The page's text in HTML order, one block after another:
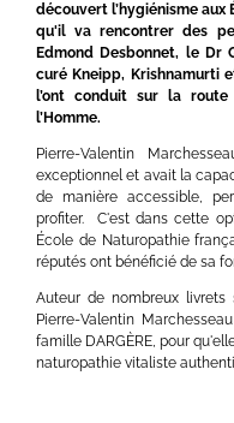
découvert l’hygiénisme
qu'il va rencontrer des
Edmond Desbonnet, le Dr
curé Kneipp, Krishnamurti
l’ont conduit sur la
l’Homme.
Pierre-Valentin
exceptionnel et avait la
de manière accessible,
profiter. C'est dans cette
École de Naturopathie
réputés ont bénéficié de sa
Auteur de nombreux
Pierre-Valentin
famille DARGÈRE, pour
naturopathie vitaliste